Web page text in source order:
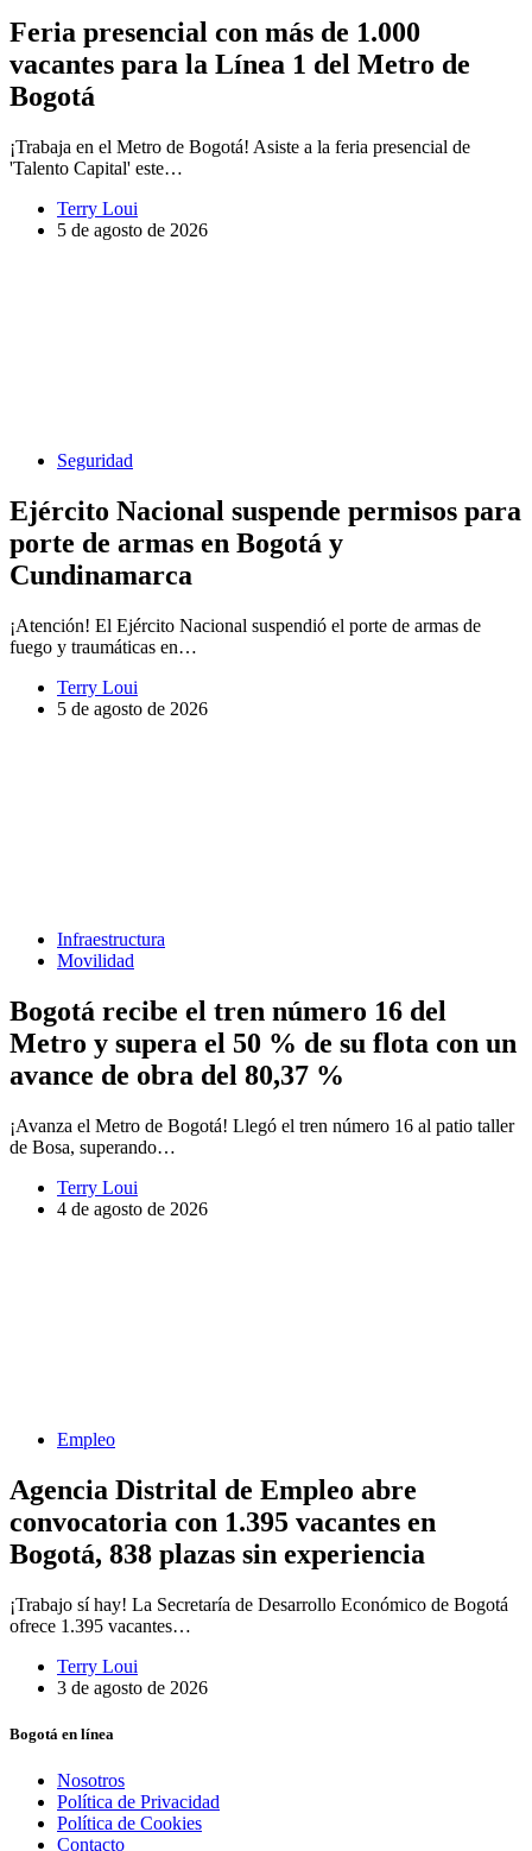
Feria presencial con más de 1.000
vacantes para la Línea 1 del Metro de
Bogotá
¡Trabaja en el Metro de Bogotá! Asiste a la feria presencial de
'Talento Capital' este…
Terry Loui
5 de agosto de 2026
Seguridad
Ejército Nacional suspende permisos para
porte de armas en Bogotá y
Cundinamarca
¡Atención! El Ejército Nacional suspendió el porte de armas de
fuego y traumáticas en…
Terry Loui
5 de agosto de 2026
Infraestructura
Movilidad
Bogotá recibe el tren número 16 del
Metro y supera el 50 % de su flota con un
avance de obra del 80,37 %
¡Avanza el Metro de Bogotá! Llegó el tren número 16 al patio taller
de Bosa, superando…
Terry Loui
4 de agosto de 2026
Empleo
Agencia Distrital de Empleo abre
convocatoria con 1.395 vacantes en
Bogotá, 838 plazas sin experiencia
¡Trabajo sí hay! La Secretaría de Desarrollo Económico de Bogotá
ofrece 1.395 vacantes…
Terry Loui
3 de agosto de 2026
Bogotá en línea
Nosotros
Política de Privacidad
Política de Cookies
Contacto